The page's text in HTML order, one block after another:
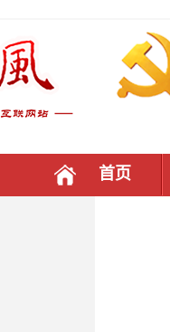
首页